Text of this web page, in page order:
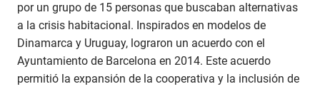
por un grupo de 15 personas que buscaban alternativas
a la crisis habitacional. Inspirados en modelos de
Dinamarca y Uruguay, lograron un acuerdo con el
Ayuntamiento de Barcelona en 2014. Este acuerdo
permitió la expansión de la cooperativa y la inclusión de